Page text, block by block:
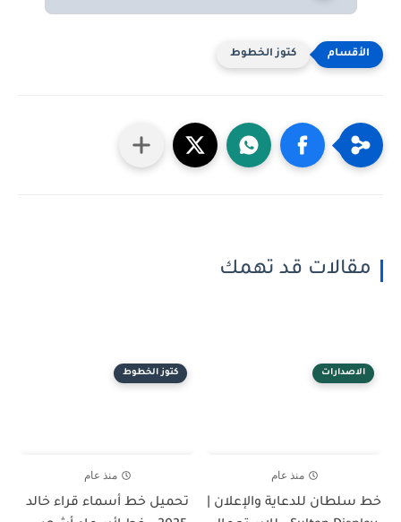
كتوز الخطوط
مقالات قد تهمك
الاصدارات
منذ عام
خط سلطان للدعاية والإعلان |
كتوز الخطوط
منذ عام
تحميل خط أسماء قراء خالد